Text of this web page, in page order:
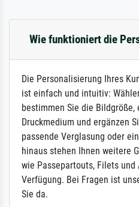
Wie funktioniert die
Die Personalisierung Ihres
ist einfach und intuitiv:
bestimmen Sie die
Druckmedium und ergänzen
passende Verglasung oder
hinaus stehen Ihnen weitere
wie Passepartouts, Filets
Verfügung. Bei Fragen ist
Sie da.